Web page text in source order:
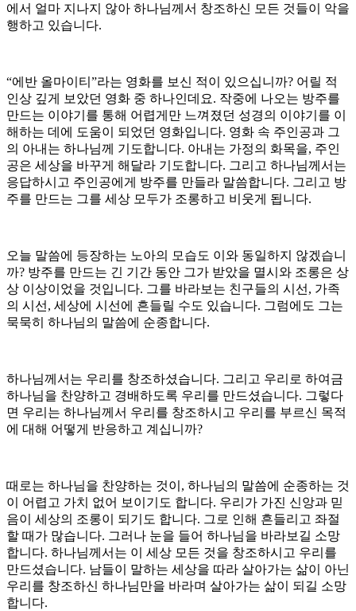
에서 얼마 지나지 않아 하나님께서 창조하신 모든 것들이 악을
행하고 있습니다.
“에반 올마이티”라는 영화를 보신 적이 있으십니까? 어릴 적
인상 깊게 보았던 영화 중 하나인데요. 작중에 나오는 방주를
만드는 이야기를 통해 어렵게만 느껴졌던 성경의 이야기를 이
해하는 데에 도움이 되었던 영화입니다. 영화 속 주인공과 그
의 아내는 하나님께 기도합니다. 아내는 가정의 화목을, 주인
공은 세상을 바꾸게 해달라 기도합니다. 그리고 하나님께서는
응답하시고 주인공에게 방주를 만들라 말씀합니다. 그리고 방
주를 만드는 그를 세상 모두가 조롱하고 비웃게 됩니다.
오늘 말씀에 등장하는 노아의 모습도 이와 동일하지 않겠습니
까? 방주를 만드는 긴 기간 동안 그가 받았을 멸시와 조롱은 상
상 이상이었을 것입니다. 그를 바라보는 친구들의 시선, 가족
의 시선, 세상에 시선에 흔들릴 수도 있습니다. 그럼에도 그는
묵묵히 하나님의 말씀에 순종합니다.
하나님께서는 우리를 창조하셨습니다. 그리고 우리로 하여금
하나님을 찬양하고 경배하도록 우리를 만드셨습니다. 그렇다
면 우리는 하나님께서 우리를 창조하시고 우리를 부르신 목적
에 대해 어떻게 반응하고 계십니까?
때로는 하나님을 찬양하는 것이, 하나님의 말씀에 순종하는 것
이 어렵고 가치 없어 보이기도 합니다. 우리가 가진 신앙과 믿
음이 세상의 조롱이 되기도 합니다. 그로 인해 흔들리고 좌절
할 때가 많습니다. 그러나 눈을 들어 하나님을 바라보길 소망
합니다. 하나님께서는 이 세상 모든 것을 창조하시고 우리를
만드셨습니다. 남들이 말하는 세상을 따라 살아가는 삶이 아닌
우리를 창조하신 하나님만을 바라며 살아가는 삶이 되길 소망
합니다.